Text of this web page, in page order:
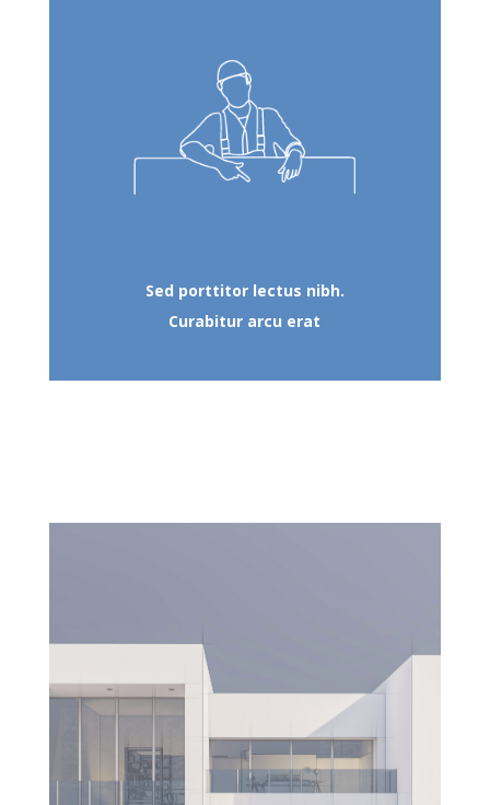
Sed porttitor lectus nibh.
Curabitur arcu erat